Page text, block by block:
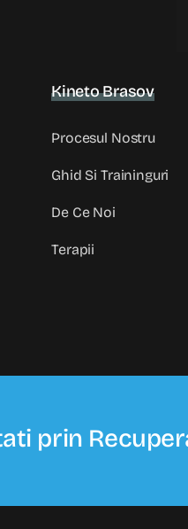
Kineto Brasov
Procesul Nostru
Ghid Si Traininguri
De Ce Noi
Terapii
prin